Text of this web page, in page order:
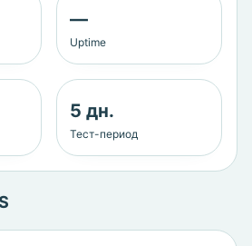
—
Uptime
5 дн.
Тест-период